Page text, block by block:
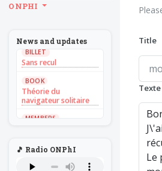
Title
Texte
ONPHI
News and updates
BILLET
Sans recul
BOOK
Théorie du
navigateur solitaire
MEMBERS
NEWS
l'hypothèse en
🎵 Radio ONPhI